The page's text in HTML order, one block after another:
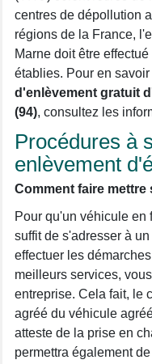
centres de dépollution
régions de la France,
Marne doit être
établies. Pour en
d'enlèvement gratuit
(94), consultez les
Procédures à
enlèvement
Comment faire mettre
Pour qu'un véhicule en
suffit de s'adresser à
effectuer les
meilleurs services,
entreprise. Cela fait, le
agréé du véhicule
atteste de la prise en
permettra également